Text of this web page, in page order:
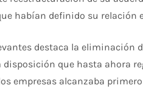
habían definido su relación
destaca la eliminación
disposición que hasta ahora
empresas alcanzaba